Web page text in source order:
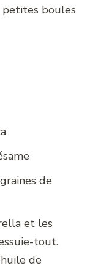
petites boules
de
et les
tout.
de